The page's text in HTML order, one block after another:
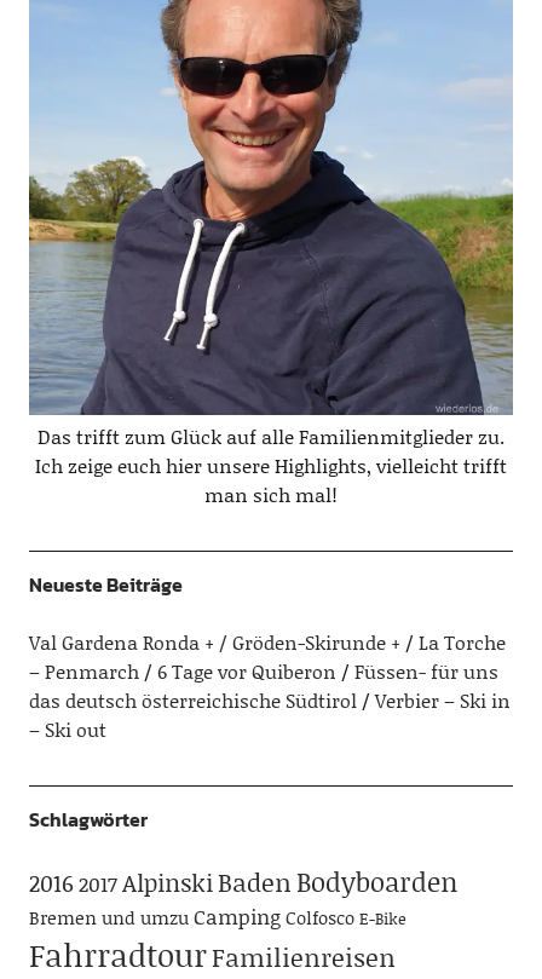
Das trifft zum Glück auf alle Familienmitglieder zu.
Ich zeige euch hier unsere Highlights, vielleicht trifft
man sich mal!
Neueste Beiträge
Val Gardena Ronda + / Gröden-Skirunde +
La Torche
– Penmarch
6 Tage vor Quiberon
Füssen- für uns
das deutsch österreichische Südtirol
Verbier – Ski in
– Ski out
Schlagwörter
2016 2017AlpinskiBaden Bodyboarden
Bremen und umzuCampingColfosco E-Bike
FahrradtourFamilienreisen